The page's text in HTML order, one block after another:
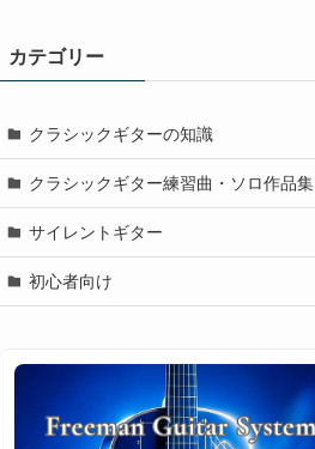
カテゴリー
クラシックギターの知識
クラシックギター練習曲・ソロ作品集
サイレントギター
初心者向け